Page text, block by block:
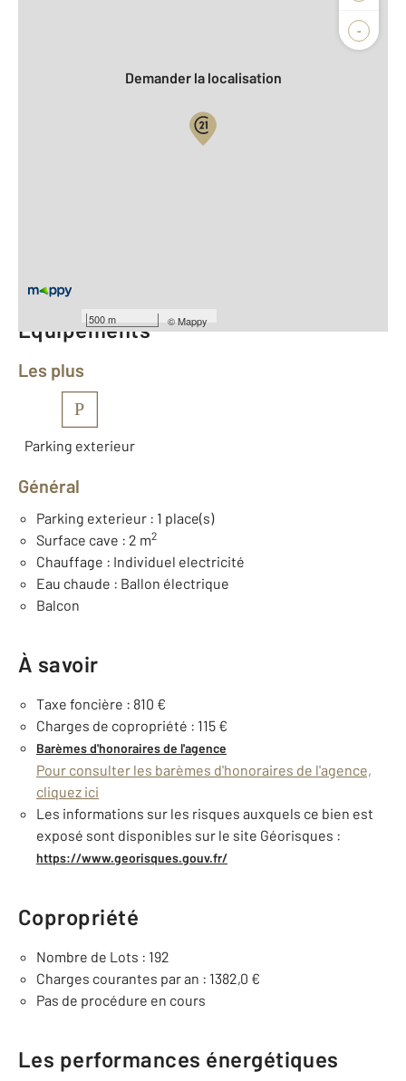
-
500 m ©Mappy
Biens vendus
Demander la localisation
Équipements
Les plus
P
Parking exterieur
Général
Parking exterieur : 1 place(s)
Surface cave : 2 m2
Chauffage : Individuel electricité
Eau chaude : Ballon électrique
Balcon
À savoir
Taxe foncière : 810 €
Charges de copropriété : 115 €
Barèmes d'honoraires de l'agence
Pour consulter les barèmes d'honoraires de l'agence,
cliquez ici
Les informations sur les risques auxquels ce bien est
exposé sont disponibles sur le site Géorisques :
https://www.georisques.gouv.fr/
Copropriété
Nombre de Lots : 192
Charges courantes par an : 1382,0 €
Pas de procédure en cours
Les performances énergétiques